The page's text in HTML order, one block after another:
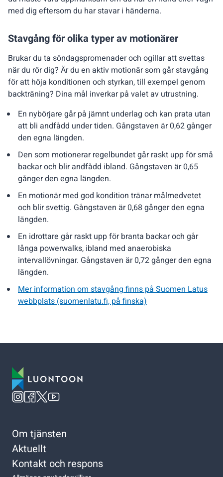
med dig eftersom du har stavar i händerna.
Stavgång för olika typer av motionärer
Brukar du ta söndagspromenader och ogillar att svettas
när du rör dig? Är du en aktiv motionär som går stavgång
för att höja konditionen och styrkan, till exempel genom
backträning? Dina mål inverkar på valet av utrustning.
En nybörjare går på jämnt underlag och kan prata utan
att bli andfådd under tiden. Gångstaven är 0,62 gånger
den egna längden.
Den som motionerar regelbundet går raskt upp för små
backar och blir andfådd ibland. Gångstaven är 0,65
gånger den egna längden.
En motionär med god kondition tränar målmedvetet
och blir svettig. Gångstaven är 0,68 gånger den egna
längden.
En idrottare går raskt upp för branta backar och går
långa powerwalks, ibland med anaerobiska
intervallövningar. Gångstaven är 0,72 gånger den egna
längden.
Mer information om stavgång finns på Suomen Latus
webbplats (suomenlatu.fi, på finska)
Om tjänsten
Aktuellt
Kontakt och respons